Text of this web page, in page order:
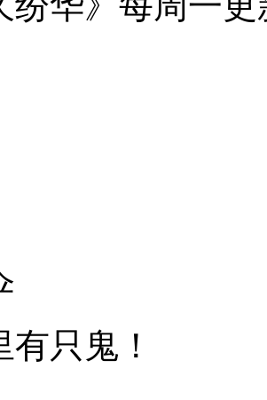
只鬼！